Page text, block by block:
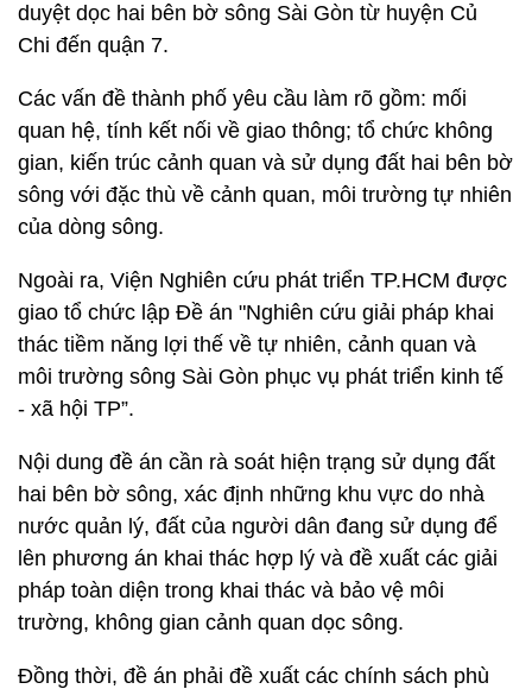
duyệt dọc hai bên bờ sông Sài Gòn từ huyện Củ
Chi đến quận 7.
Các vấn đề thành phố yêu cầu làm rõ gồm: mối
quan hệ, tính kết nối về giao thông; tổ chức không
gian, kiến trúc cảnh quan và sử dụng đất hai bên bờ
sông với đặc thù về cảnh quan, môi trường tự nhiên
của dòng sông.
Ngoài ra, Viện Nghiên cứu phát triển TP.HCM được
giao tổ chức lập Đề án "Nghiên cứu giải pháp khai
thác tiềm năng lợi thế về tự nhiên, cảnh quan và
môi trường sông Sài Gòn phục vụ phát triển kinh tế
- xã hội TP”.
Nội dung đề án cần rà soát hiện trạng sử dụng đất
hai bên bờ sông, xác định những khu vực do nhà
nước quản lý, đất của người dân đang sử dụng để
lên phương án khai thác hợp lý và đề xuất các giải
pháp toàn diện trong khai thác và bảo vệ môi
trường, không gian cảnh quan dọc sông.
Đồng thời, đề án phải đề xuất các chính sách phù